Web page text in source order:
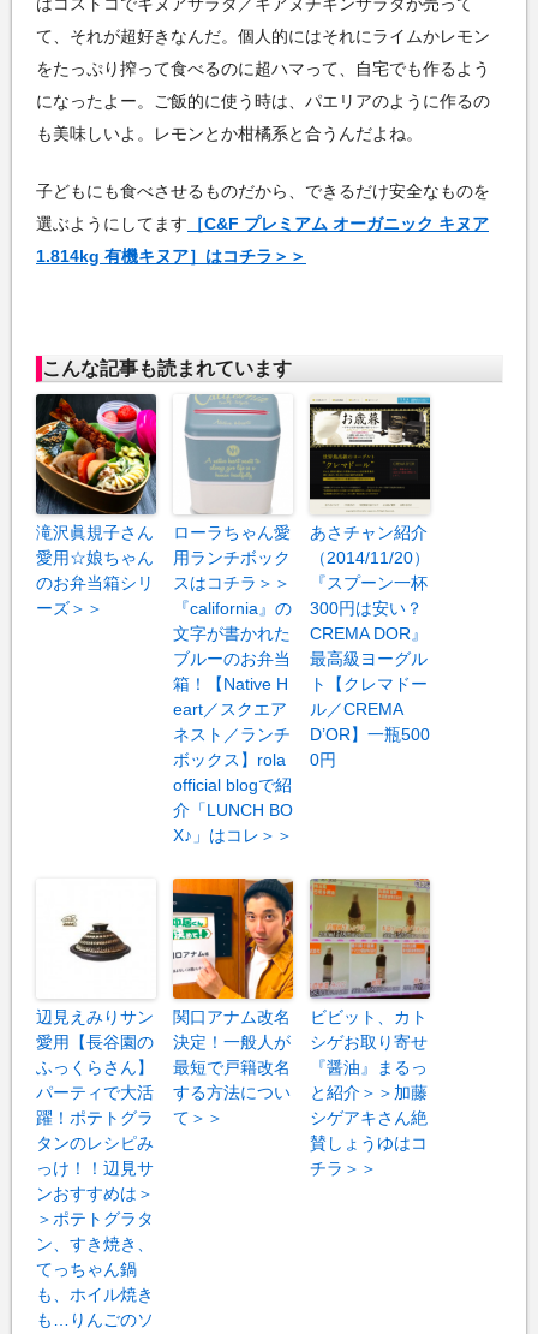
て、それが超好きなんだ。個人的にはそれにライムかレモン
をたっぷり搾って食べるのに超ハマって、自宅でも作るよう
になったよー。ご飯的に使う時は、パエリアのように作るの
も美味しいよ。レモンとか柑橘系と合うんだよね。
子どもにも食べさせるものだから、できるだけ安全なものを
選ぶようにしてます ［C&F プレミアム オーガニック キヌア
1.814kg 有機キヌア］はコチラ＞＞
こんな記事も読まれています
滝沢眞規子さん
愛用☆娘ちゃん
のお弁当箱シリ
ーズ＞＞
ローラちゃん愛
用ランチボック
スはコチラ＞＞
『california』の
文字が書かれた
ブルーのお弁当
箱！【Native H
eart／スクエア
ネスト／ランチ
ボックス】rola
official blogで紹
介「LUNCH BO
X♪」はコレ＞＞
あさチャン紹介
（2014/11/20）
『スプーン一杯
300円は安い？
CREMA DOR』
最高級ヨーグル
ト【クレマドー
ル／CREMA
D’OR】一瓶500
0円
辺見えみりサン
愛用【長谷園の
ふっくらさん】
パーティで大活
躍！ポテトグラ
タンのレシピみ
っけ！！辺見サ
ンおすすめは＞
＞ポテトグラタ
ン、すき焼き、
てっちゃん鍋
も、ホイル焼き
も…りんごのソ
関口アナム改名
決定！一般人が
最短で戸籍改名
する方法につい
て＞＞
ビビット、カト
シゲお取り寄せ
『醤油』まるっ
と紹介＞＞加藤
シゲアキさん絶
賛しょうゆはコ
チラ＞＞